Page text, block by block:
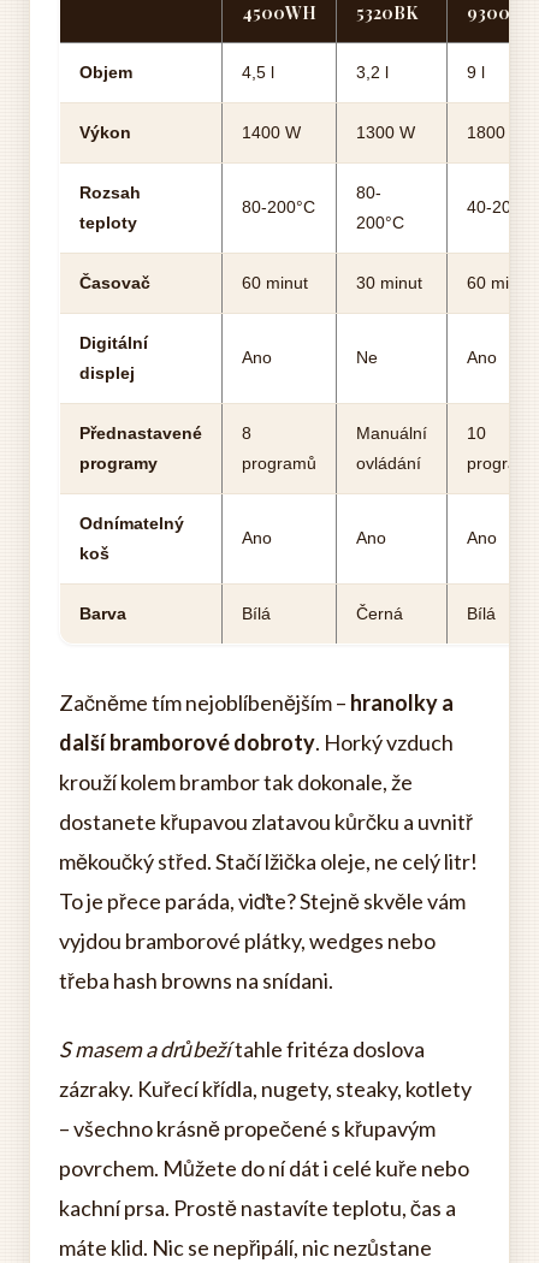
4500WH
5320BK
Objem 4,5 l 3,2 l 9 l
Výkon 1400 W 1300 W 1800 W
Rozsah
teploty
80-200°C
80-
200°C
40-200°C
Časovač 60 minut 30 minut 60 minut
Digitální
displej
Ano Ne Ano
Přednastavené
programy
8
programů
Manuální
ovládání
10
Odnímatelný
koš
Ano Ano Ano
Barva Bílá Černá Bílá
Začněme tím nejoblíbenějším – hranolky a
další bramborové dobroty. Horký vzduch
krouží kolem brambor tak dokonale, že
dostanete křupavou zlatavou kůrčku a uvnitř
měkoučký střed. Stačí lžička oleje, ne celý litr!
To je přece paráda, viďte? Stejně skvěle vám
vyjdou bramborové plátky, wedges nebo
třeba hash browns na snídani.
S masem a drůbežítahle fritéza doslova
zázraky. Kuřecí křídla, nugety, steaky, kotlety
– všechno krásně propečené s křupavým
povrchem. Můžete do ní dát i celé kuře nebo
kachní prsa. Prostě nastavíte teplotu, čas a
máte klid. Nic se nepřipálí, nic nezůstane